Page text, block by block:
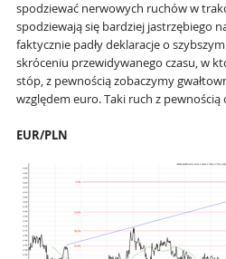
spodziewać nerwowych ruchów w
spodziewają się bardziej jastrzębiego
faktycznie padły deklaracje o
skróceniu przewidywanego czasu, w
stóp, z pewnością zobaczymy
względem euro. Taki ruch z pewnością
EUR/PLN